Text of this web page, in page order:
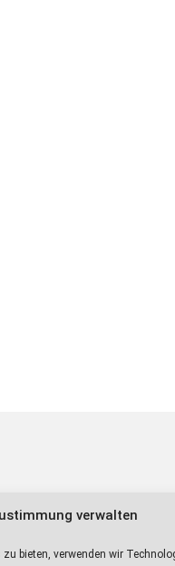
verwalten
bieten, verwenden wir
von Radio